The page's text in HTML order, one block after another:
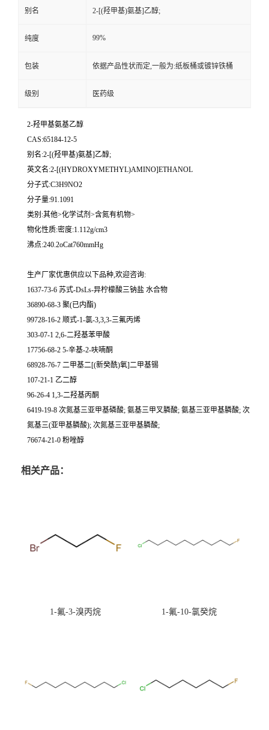
别名 2-[(羟甲基)氨基]乙醇;
纯度 99%
包装 依据产品性状而定,一般为:纸板桶或镀锌铁桶
级别 医药级
2-羟甲基氨基乙醇
CAS:65184-12-5
别名:2-[(羟甲基)氨基]乙醇;
英文名:2-[(HYDROXYMETHYL)AMINO]ETHANOL
分子式:C3H9NO2
分子量:91.1091
类别:其他>化学试剂>含氮有机物>
物化性质:密度:1.112g/cm3
沸点:240.2oCat760mmHg
生产厂家优惠供应以下品种,欢迎咨询:
1637-73-6 苏式-DsLs-异柠檬酸三钠盐 水合物
36890-68-3 聚(已内酯)
99728-16-2 顺式-1-氯-3,3,3-三氟丙烯
303-07-1 2,6-二羟基苯甲酸
17756-68-2 5-辛基-2-呋喃酮
68928-76-7 二甲基二[(新癸酰)氧]二甲基锡
107-21-1 乙二醇
96-26-4 1,3-二羟基丙酮
6419-19-8 次氮基三亚甲基磷酸; 氨基三甲叉膦酸; 氨基三亚甲基膦酸; 次
氮基三(亚甲基膦酸); 次氮基三亚甲基膦酸;
76674-21-0 粉唑醇
相关产品：
1-氟-3-溴丙烷 1-氟-10-氯癸烷